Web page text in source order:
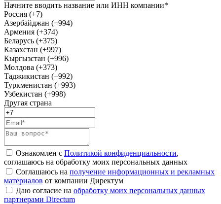
Начните вводить название или ИНН компании*
Россия (+7)
Азербайджан (+994)
Армения (+374)
Беларусь (+375)
Казахстан (+997)
Кыргызстан (+996)
Молдова (+373)
Таджикистан (+992)
Туркменистан (+993)
Узбекистан (+998)
Другая страна
Ознакомлен с Политикой конфиденциальности,
соглашаюсь на обработку моих персональных данных
Соглашаюсь на получение информационных и рекламных
материалов от компании Директум
Даю согласие на обработку моих персональных данных
партнерами Directum